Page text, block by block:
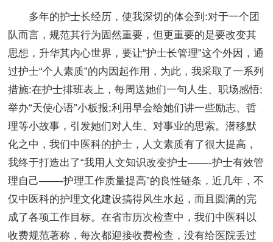
多年的护士长经历，使我深切的体会到:对于一个团
队而言，规范其行为固然重要，但更重要的是要改变其
思想，升华其内心世界，要让“护士长管理”这个外因，通
过护士“个人素质”的内因起作用，为此，我采取了一系列
措施:在护士排班表上，每周送她们一句人生、职场感悟;
举办“天使心语”小板报;利用早会给她们讲一些励志、哲
理等小故事，引发她们对人生、对事业的思索。潜移默
化之中，我们中医科的护士，人文素质有了很大提高，
我终于打造出了“我用人文知识改变护士——-护士有效管
理自己——-护理工作质量提高”的良性链条，近几年，不
仅中医科的护理文化建设搞得风生水起，而且圆满的完
成了各项工作目标。在省市历次检查中，我们中医科以
收费规范著称，每次都迎接收费检查，没有给医院丢过